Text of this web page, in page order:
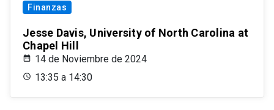
Finanzas
Jesse Davis, University of North Carolina at
Chapel Hill
14 de Noviembre de 2024
13:35 a 14:30